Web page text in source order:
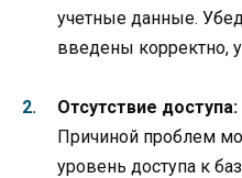
учетные данные.
введены корректно,
Отсутствие доступа:
Причиной проблем
уровень доступа к